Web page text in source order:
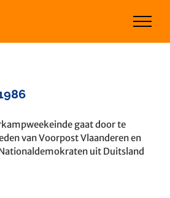
gaat door te
van Voorpost Vlaanderen en
uit Duitsland